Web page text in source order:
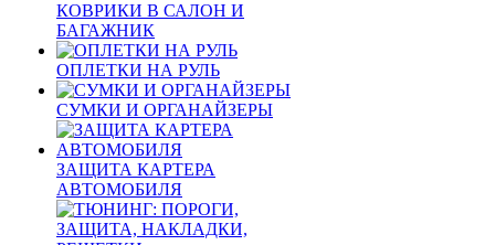
КОВРИКИ В САЛОН И
БАГАЖНИК
ОПЛЕТКИ НА РУЛЬ
СУМКИ И ОРГАНАЙЗЕРЫ
ЗАЩИТА КАРТЕРА
АВТОМОБИЛЯ